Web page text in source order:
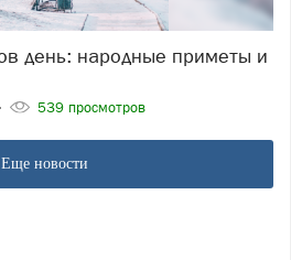
539 просмотров
Еще новости